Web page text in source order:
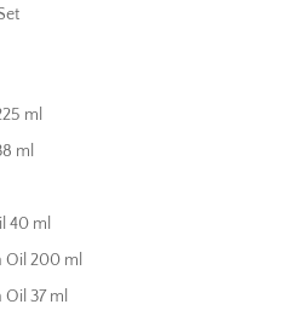
ml
ml
40 ml
200 ml
37 ml